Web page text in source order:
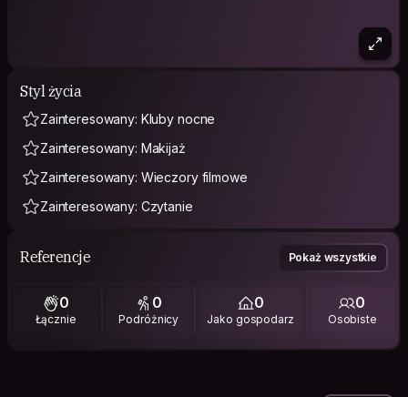
Styl życia
Zainteresowany: Kluby nocne
Zainteresowany: Makijaż
Zainteresowany: Wieczory filmowe
Zainteresowany: Czytanie
Referencje Pokaż wszystkie
0
Łącznie
0
Podróżnicy
0
Jako gospodarz
0
Osobiste